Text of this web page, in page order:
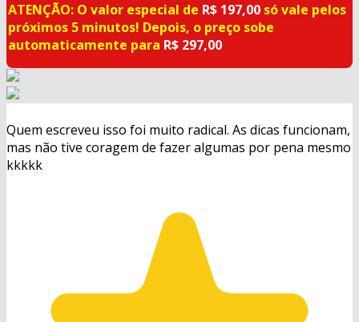
ATENÇÃO: O valor especial de R$ 197,00 só vale pelos
próximos 5 minutos! Depois, o preço sobe
automaticamente para R$ 297,00
Quem escreveu isso foi muito radical. As dicas funcionam,
mas não tive coragem de fazer algumas por pena mesmo
kkkkk